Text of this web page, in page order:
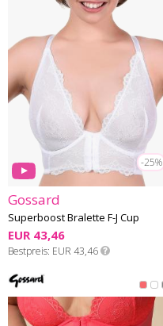
-25%
Gossard
Superboost Bralette F-J Cup
EUR 43,46
Bestpreis EUR 43,46